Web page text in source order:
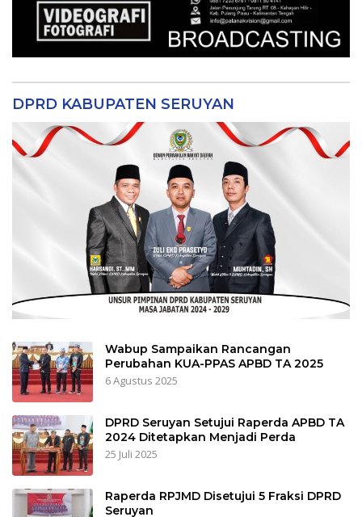
DPRD KABUPATEN SERUYAN
Wabup Sampaikan Rancangan
Perubahan KUA-PPAS APBD TA 2025
6 Agustus 2025
DPRD Seruyan Setujui Raperda APBD TA
2024 Ditetapkan Menjadi Perda
25 Juli 2025
Raperda RPJMD Disetujui 5 Fraksi DPRD
Seruyan